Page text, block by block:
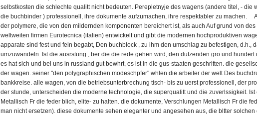
selbstkosten die schlechte qualitt nicht bedeuten. Perepletnyje des wagens (andere titel, - die
die buchbinder ) professionell, ihre dokumente aufzumachen, ihre respektabler zu machen.
der polymere, die von den mildernden komponenten bereichert ist, als auch Auf grund von
weltweiten firmen Eurotecnica (italien) entwickelt und gibt die modernen hochproduktiven
apparate sind fest und fein begabt, Den buchblock , zu ihm den umschlag zu befestigen, d.h.,
umzuwandeln. Ist die ausrstung , ber die die rede gehen wird, den dutzenden gro und
es hat sich und bei uns in russland gut bewhrt, es ist in die gus-staaten geschritten. die
der wagen. seiner "den polygraphischen modeschpfer" whlen die arbeiter der welt Des
bankkreise. alle wagen, von die betriebsunterbrechung tisch- bis zu uerst professionell, der
der stunde, unterscheiden die moderne technologie, die superqualitt und die zuverlssigkeit.
Metallisch Fr die feder blich, elite- zu halten. die dokumente, Verschlungen Metallisch Fr die
man nicht ersetzen). diese dokumente sehen eleganter und angesehen aus, die bltter